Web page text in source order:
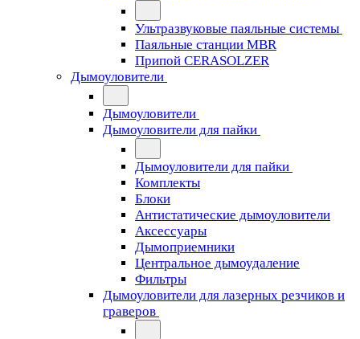
Ультразвуковые паяльные системы
Паяльные станции MBR
Припой CERASOLZER
Дымоуловители
Дымоуловители
Дымоуловители для пайки
Дымоуловители для пайки
Комплекты
Блоки
Антистатические дымоуловители
Аксессуары
Дымоприемники
Центральное дымоудаление
Фильтры
Дымоуловители для лазерных резчиков и
граверов